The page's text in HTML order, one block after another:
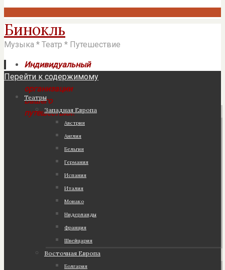
Бинокль
Музыка * Театр * Путешествие
Индивидуальный
подход к
организации
Вашего
путешествия!
Перейти к содержимому
Театры
Западная Европа
Австрия
Англия
Бельгия
Германия
Испания
Италия
Монако
Нидерланды
Франция
Швейцария
Восточная Европа
Болгария